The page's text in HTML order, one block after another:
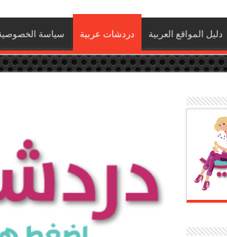
دليل المواقع العربية دردشات عربية سياسة